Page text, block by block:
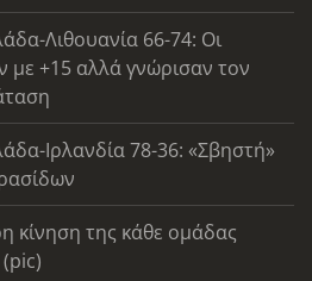
Λιθουανία 66-74: Οι
με +15 αλλά γνώρισαν τον
Ιρλανδία 78-36: «Σβηστή»
κίνηση της κάθε ομάδας